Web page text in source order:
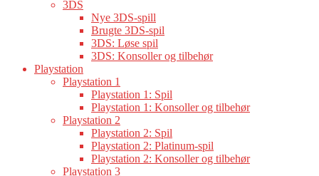
3DS
Nye 3DS-spill
Brugte 3DS-spil
3DS: Løse spil
3DS: Konsoller og tilbehør
Playstation
Playstation 1
Playstation 1: Spil
Playstation 1: Konsoller og tilbehør
Playstation 2
Playstation 2: Spil
Playstation 2: Platinum-spil
Playstation 2: Konsoller og tilbehør
Playstation 3